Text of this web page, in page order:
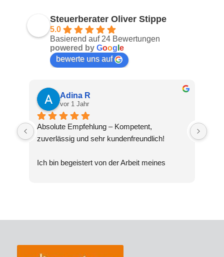
Steuerberater Oliver Stippe
5.0
Basierend auf 24 Bewertungen
powered by Goog e
bewerte uns auf
Adina R
vor 1 Jahr
Absolute Empfehlung – Kompetent,
zuverlässig und sehr kundenfreundlich!
Ich bin begeistert von der Arbeit meines
erklärt, und ich hatte stets das Gefühl,